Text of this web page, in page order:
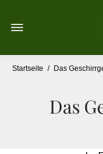
Startseite / Das
Das